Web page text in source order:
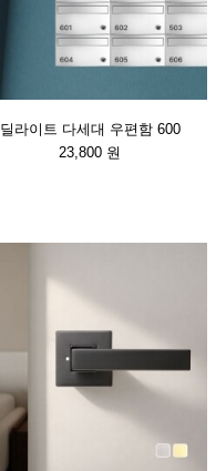
딜라이트 다세대 우편함 600
23,800 원